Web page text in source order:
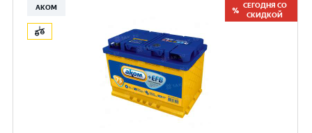
АКОМ
СЕГОДНЯ СО
СКИДКОЙ